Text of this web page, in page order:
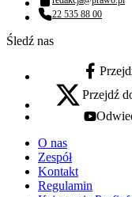
Adres email:
Numer telefonu:
22 535 88 00
Śledź nas
facebook -
x - otwiera się w
Przejdź
youtube -
O nas
Zespół
Kontakt
Regulamin